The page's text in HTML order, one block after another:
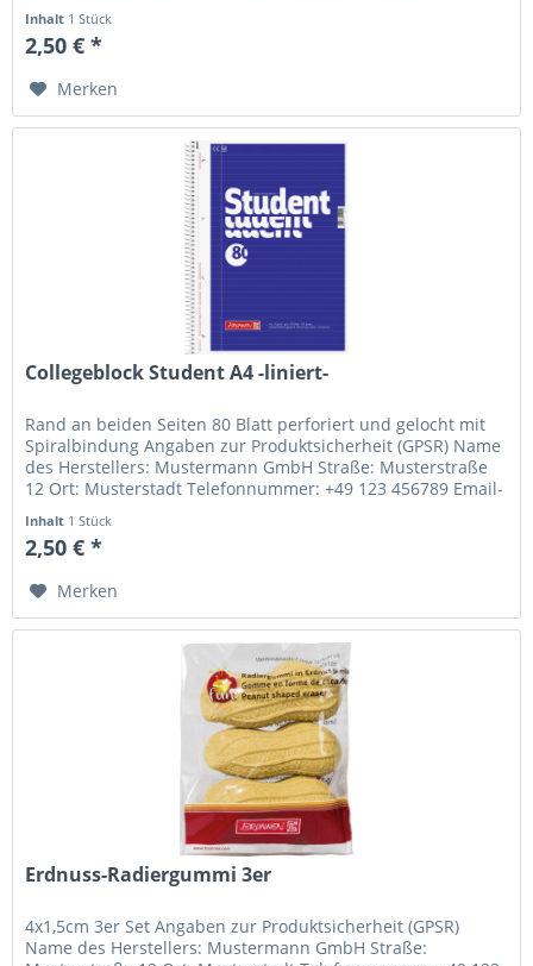
Inhalt 1 Stück
2,50 € *
Merken
Collegeblock Student A4 -liniert-
Rand an beiden Seiten 80 Blatt perforiert und gelocht mit
Spiralbindung Angaben zur Produktsicherheit (GPSR) Name
des Herstellers: Mustermann GmbH Straße: Musterstraße
12 Ort: Musterstadt Telefonnummer: +49 123 456789 Email-
Inhalt 1 Stück
2,50 € *
Merken
Erdnuss-Radiergummi 3er
4x1,5cm 3er Set Angaben zur Produktsicherheit (GPSR)
Name des Herstellers: Mustermann GmbH Straße: